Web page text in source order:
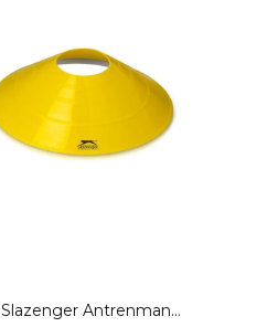
Slazenger Antrenman